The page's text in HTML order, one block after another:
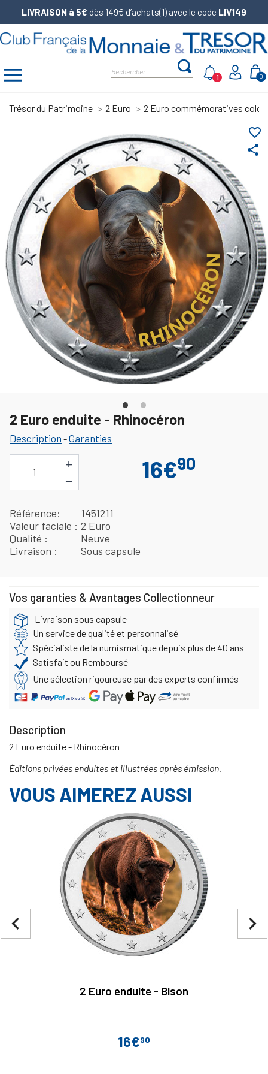
LIVRAISON à 5€ dès 149€ d’achats(1) avec le code LIV149
0
1
Trésor du Patrimoine 2 Euro 2 Euro commémoratives
share
favorite_border
2 Euro enduite - Rhinocéron
Description -Garanties
1
+
−
16€90
Référence
1451211
Valeur faciale
2 Euro
Qualité
Neuve
Livraison
Sous capsule
Vos garanties & Avantages Collectionneur
Livraison sous capsule
Un service de qualité et personnalisé
Spécialiste de la numismatique depuis plus de 40 ans
Satisfait ou Remboursé
Une sélection rigoureuse par des experts confirmés
Description
2 Euro enduite - Rhinocéron
Éditions privées enduites et illustrées après émission.
VOUS AIMEREZ AUSSI
2 Euro enduite - Bison
Prix
16€90
navigate_next
navigate_before